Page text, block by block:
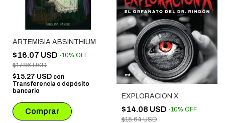
ARTEMISIA ABSINTHIUM
$16.07 USD -10% OFF
$17.86 USD
$15.27 USD con
Transferencia o depósito
bancario
EXPLORACION X
$14.08 USD -10% OFF
$15.64 USD